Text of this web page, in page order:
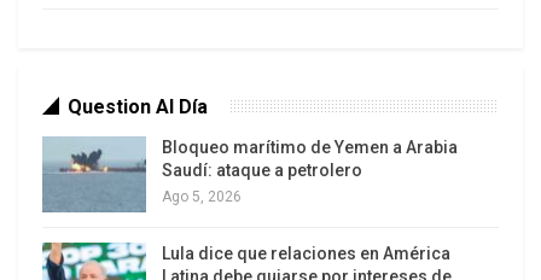
Question Al Día
Bloqueo marítimo de Yemen a Arabia
Saudí: ataque a petrolero
Ago 5, 2026
Lula dice que relaciones en América